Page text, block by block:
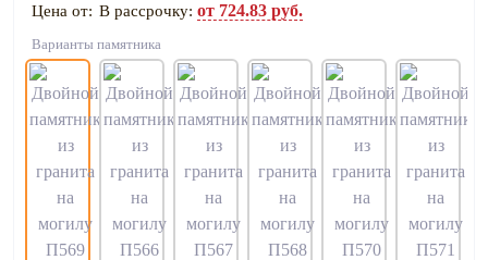
В рассрочку: от 724.83 руб.
Варианты памятника